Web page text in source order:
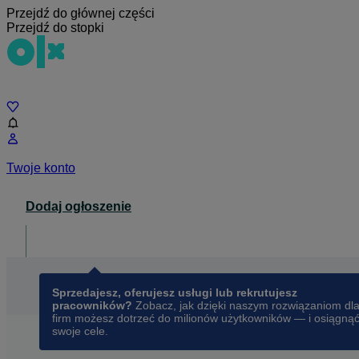
Przejdź do głównej części
Przejdź do stopki
Twoje konto
Dodaj ogłoszenie
Sprzedajesz, oferujesz usługi lub rekrutujesz
pracowników? Zobacz, jak dzięki naszym rozwiązaniom dla
firm możesz dotrzeć do milionów użytkowników — i osiągnąć
swoje cele.